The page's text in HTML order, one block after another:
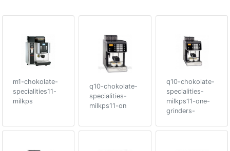
m1-chokolate-
specialities11-
milkps
q10-chokolate-
specialities-
milkps11-on
q10-chokolate-
specialities-
milkps11-one-
grinders-